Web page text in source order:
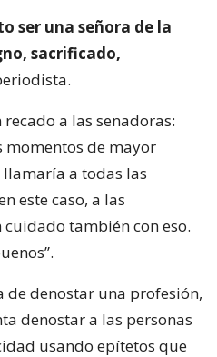
ser una señora de la
sacrificado,
a las senadoras:
momentos de mayor
a todas las
este caso, a las
también con eso.
de denostar una profesión,
denostar a las personas
usando epítetos que